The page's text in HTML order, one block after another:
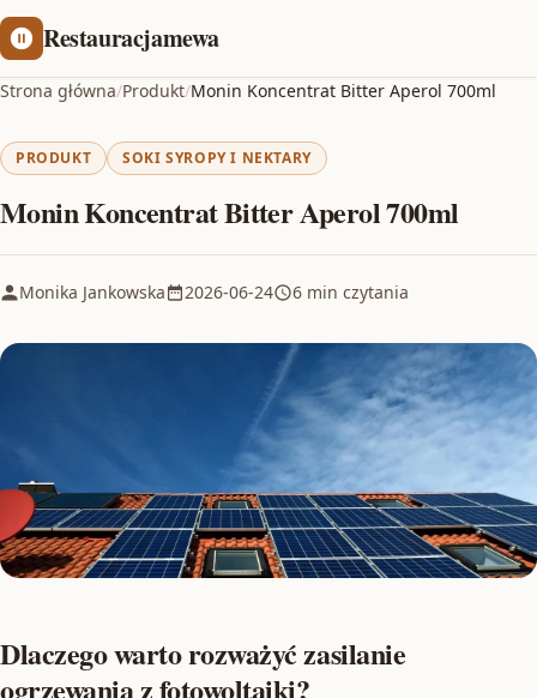
Restauracjamewa
Strona główna/Produkt/Monin Koncentrat Bitter Aperol 700ml
PRODUKT SOKI SYROPY I NEKTARY
Monin Koncentrat Bitter Aperol 700ml
Monika Jankowska 2026-06-24 6 min czytania
Dlaczego warto rozważyć zasilanie
ogrzewania z fotowoltaiki?